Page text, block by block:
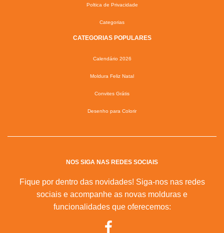
Poltica de Privacidade
Categorias
CATEGORIAS POPULARES
Calendário 2026
Moldura Feliz Natal
Convites Grátis
Desenho para Colorir
NOS SIGA NAS REDES SOCIAIS
Fique por dentro das novidades! Siga-nos nas redes
sociais e acompanhe as novas molduras e
funcionalidades que oferecemos: